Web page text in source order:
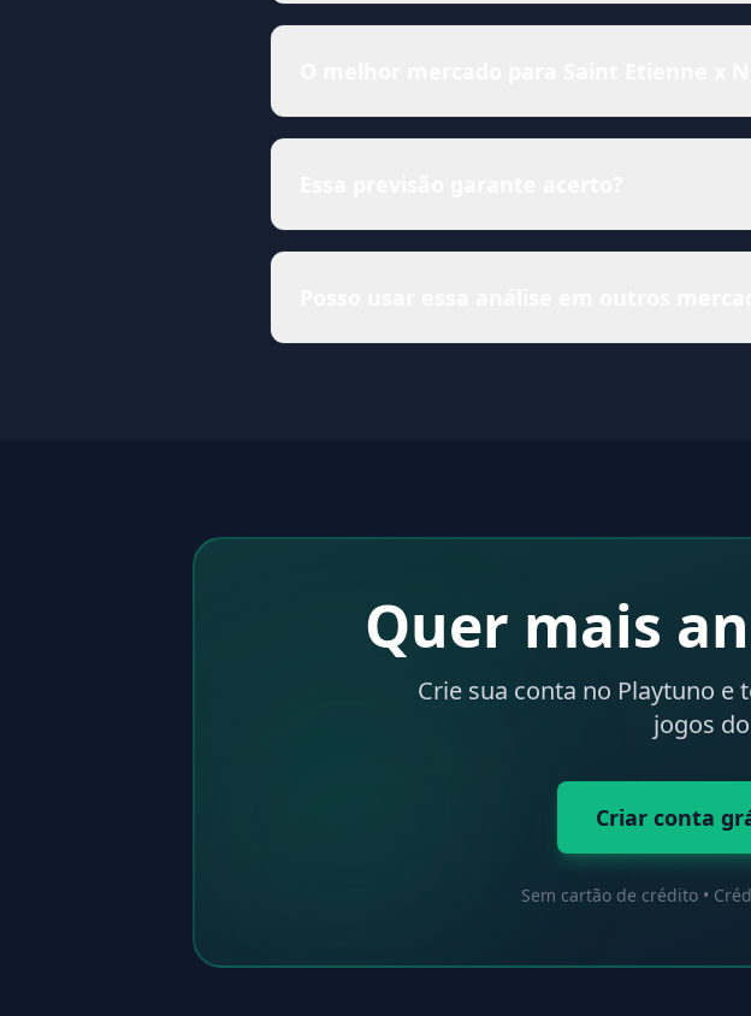
Quer mais
Crie sua conta no Playtuno
jogos
Criar conta
Sem cartão de crédito •